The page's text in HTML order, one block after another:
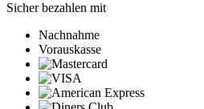
Sicher bezahlen mit
Nachnahme
Vorauskasse